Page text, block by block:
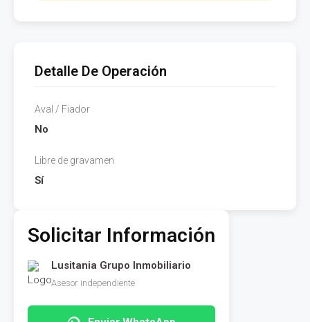
Detalle De Operación
Aval / Fiador
No
Libre de gravamen
Sí
Solicitar Información
Lusitania Grupo Inmobiliario
Asesor independiente